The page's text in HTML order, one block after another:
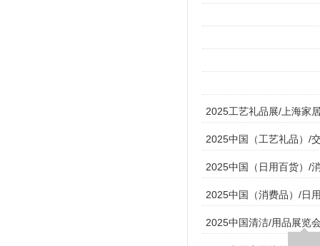
2025工艺礼品展/上海家
2025中国（工艺礼品）/
2025中国（日用百货）/
2025中国（消费品）/日
2025中国清洁/用品展览